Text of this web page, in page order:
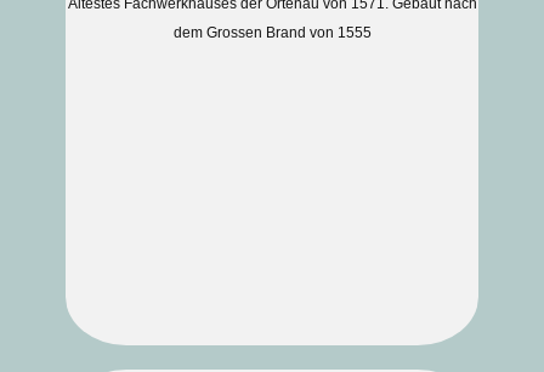
Ältestes Fachwerkhauses der Ortenau von 1571. Gebaut nach
dem Grossen Brand von 1555